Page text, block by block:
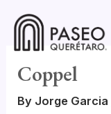
content
Coppel
By Jorge Garcia